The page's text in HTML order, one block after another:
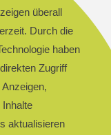
überall
Durch die
haben
Zugriff
Inhalte
aktualisieren